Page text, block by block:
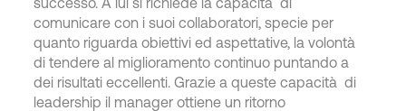
comunicare con i suoi collaboratori, specie per
quanto riguarda obiettivi ed aspettative, la volontà
di tendere al miglioramento continuo puntando a
dei risultati eccellenti. Grazie a queste capacità di
leadership il manager ottiene un ritorno